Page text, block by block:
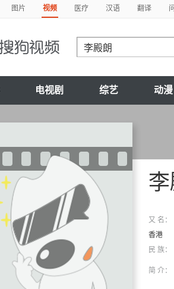
图片 视频 医疗 汉语 翻译
电视剧 综艺 动漫
又 名：
香港
民 族：
简 介：